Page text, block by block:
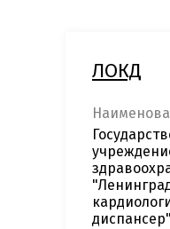
ЛОКД
диспансер"